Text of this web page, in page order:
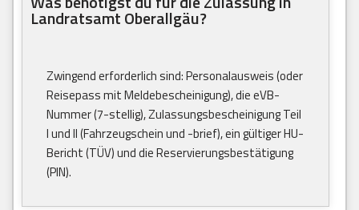
Landratsamt Oberallgäu?
Zwingend erforderlich sind: Personalausweis (oder
Reisepass mit Meldebescheinigung), die eVB-
Nummer (7-stellig), Zulassungsbescheinigung Teil
I und II (Fahrzeugschein und -brief), ein gültiger HU-
Bericht (TÜV) und die Reservierungsbestätigung
(PIN).